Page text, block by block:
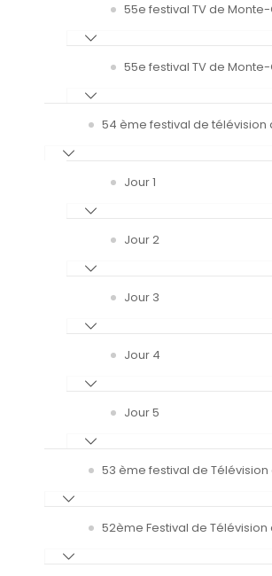
55e festival TV de
55e festival TV de
54 ème festival de télévision
Jour 1
Jour 2
Jour 3
Jour 4
Jour 5
53 ème festival de
52ème Festival de